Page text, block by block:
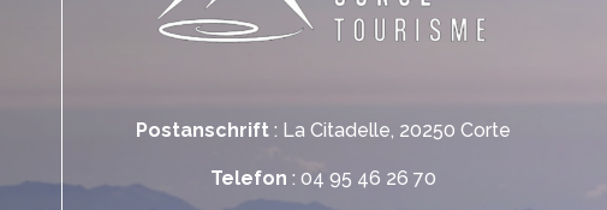
Postanschrift: La Citadelle, 20250 Corte
Telefon : 04 95 46 26 70